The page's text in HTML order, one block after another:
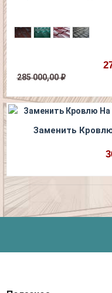
285 000,00 ₽
Заменить